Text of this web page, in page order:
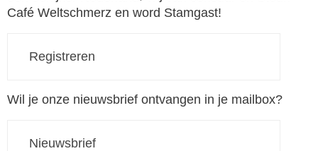
Café Weltschmerz en word Stamgast!
Registreren
Wil je onze nieuwsbrief ontvangen in je mailbox?
Nieuwsbrief